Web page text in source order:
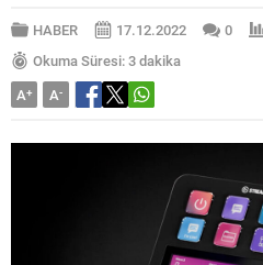
HABER 17.12.2022 0
Okuma Süresi: 3 dakika
A+ A-